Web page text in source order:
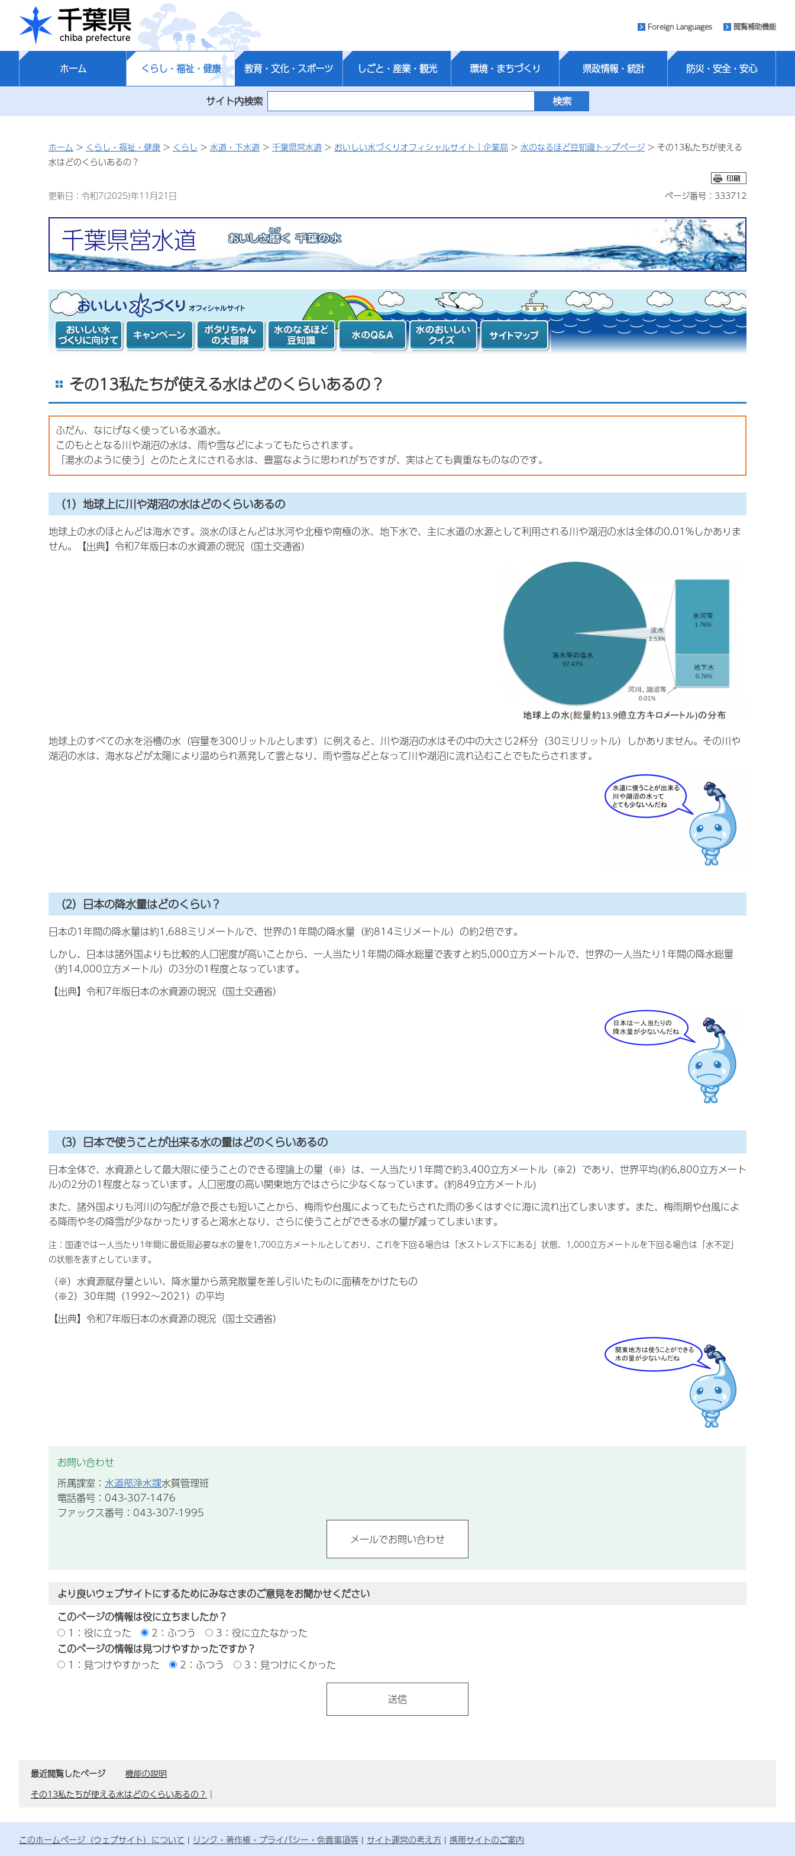
千葉県
Foreign Languages 閲覧補助機能
ホーム くらし・福祉・健康 教育・文化・スポーツ しごと・産業・観光 環境・まちづくり 県政情報・統計 防災・安全・安心
サイト内検索
ホーム > くらし・福祉・健康 > くらし > 水道・下水道 > 千葉県営水道 > おいしい水づくりオフィシャルサイト｜企業局 > 水のなるほど豆知識トップページ > その13私たちが使える
水はどのくらいあるの？
更新日：令和7(2025)年11月21日 ページ番号：333712
千葉県営水道
おいしい水づくり計画 オフィシャルサ
イト
おいしい水づく
りに向けて
キャンペーン
ポタリちゃんの
大冒険
水のなるほど豆
知識
水のQ&A
水のおいしいク
イズ
「おいしい水づ
くり計画」オフ
ィシャルサイト
その13私たちが使える水はどのくらいあるの？
ふだん、なにげなく使っている水道水。
このもととなる川や湖沼の水は、雨や雪などによってもたらされます。
「湯水のように使う」とのたとえにされる水は、豊富なように思われがちですが、実はとても貴重なものなのです。
（1）地球上に川や湖沼の水はどのくらいあるの
地球上の水のほとんどは海水です。淡水のほとんどは氷河や北極や南極の氷、地下水で、主に水道の水源として利用される川や湖沼の水は全体の0.01%しかありま
せん。【出典】令和7年版日本の水資源の現況（国土交通省）
地球上のすべての水を浴槽の水（容量を300リットルとします）に例えると、川や湖沼の水はその中の大さじ2杯分（30ミリリットル）しかありません。その川や
湖沼の水は、海水などが太陽により温められ蒸発して雲となり、雨や雪などとなって川や湖沼に流れ込むことでもたらされます。
（2）日本の降水量はどのくらい？
日本の1年間の降水量は約1,688ミリメートルで、世界の1年間の降水量（約814ミリメートル）の約2倍です。
しかし、日本は諸外国よりも比較的人口密度が高いことから、一人当たり1年間の降水総量で表すと約5,000立方メートルで、世界の一人当たり1年間の降水総量
（約14,000立方メートル）の3分の1程度となっています。
【出典】令和7年版日本の水資源の現況（国土交通省）
（3）日本で使うことが出来る水の量はどのくらいあるの
日本全体で、 水資源として最大限に使うことのできる理論上の量（※） は、 一人当たり1年間で約3,400立方メートル（※2） であり、世界平均(約6,800立方メート
ル)の2分の1程度となっています。人口密度の高い関東地方ではさらに少なくなっています。(約849立方メートル)
また、諸外国よりも河川の勾配が急で長さも短いことから、梅雨や台風によってもたらされた雨の多くはすぐに海に流れ出てしまいます。また、梅雨期や台風によ
る降雨や冬の降雪が少なかったりすると渇水となり、さらに使うことができる水の量が減ってしまいます。
注：国連では一人当たり1年間に最低限必要な水の量を1,700立方メートルとしており、これを下回る場合は「水ストレス下にある」状態、1,000立方メートルを下回る場合は「水不足」
の状態を表すとしています。
（※）水資源賦存量といい、降水量から蒸発散量を差し引いたものに面積をかけたもの
（※2）30年間（1992～2021）の平均
【出典】令和7年版日本の水資源の現況（国土交通省）
お問い合わせ
所属課室： 水道部浄水課水質管理班
電話番号：043-307-1476
ファックス番号：043-307-1995
より良いウェブサイトにするためにみなさまのご意見をお聞かせください
このページの情報は役に立ちましたか？
1：役に立った
2：ふつう
3：役に立たなかった
このページの情報は見つけやすかったですか？
1：見つけやすかった
2：ふつう 3：見つけにくかった
最近閲覧したページ
機能の説明
その13私たちが使える水はどのくらいあるの？ ｜
このホームページ（ウェブサイト）について リンク・著作権・プライバシー・免責事項等 サイト運営の考え方 携帯サイトのご案内